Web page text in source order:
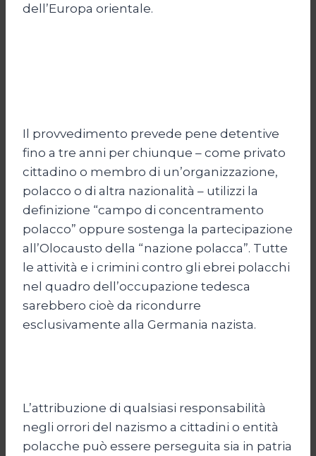
dell’Europa orientale.
Il provvedimento prevede pene detentive
fino a tre anni per chiunque – come privato
cittadino o membro di un’organizzazione,
polacco o di altra nazionalità – utilizzi la
definizione “campo di concentramento
polacco” oppure sostenga la partecipazione
all’Olocausto della “nazione polacca”. Tutte
le attività e i crimini contro gli ebrei polacchi
nel quadro dell’occupazione tedesca
sarebbero cioè da ricondurre
esclusivamente alla Germania nazista.
L’attribuzione di qualsiasi responsabilità
negli orrori del nazismo a cittadini o entità
polacche può essere perseguita sia in patria